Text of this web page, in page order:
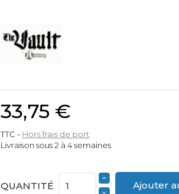
33,75 €
TTC
Hors frais de port
Livraison sous 2 à 4 semaines
QUANTITÉ Ajouter